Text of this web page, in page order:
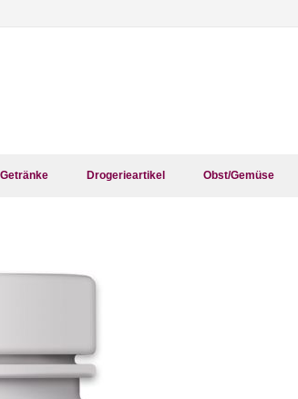
Getränke Drogerieartikel Obst/Gemüse